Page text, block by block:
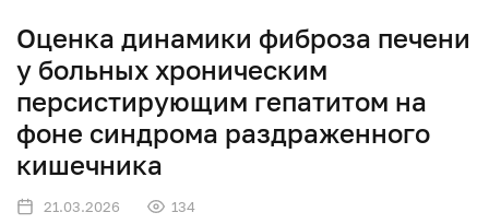
Оценка динамики фиброза печени
у больных хроническим
персистирующим гепатитом на
фоне синдрома раздраженного
кишечника
21.03.2026 134